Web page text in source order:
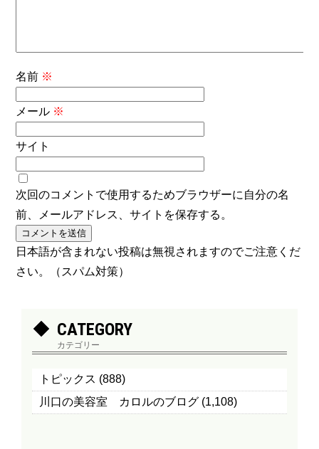
名前 ※
メール ※
サイト
次回のコメントで使用するためブラウザーに自分の名
前、メールアドレス、サイトを保存する。
日本語が含まれない投稿は無視されますのでご注意くだ
さい。（スパム対策）
CATEGORY
カテゴリー
トピックス (888)
川口の美容室 カロルのブログ (1,108)